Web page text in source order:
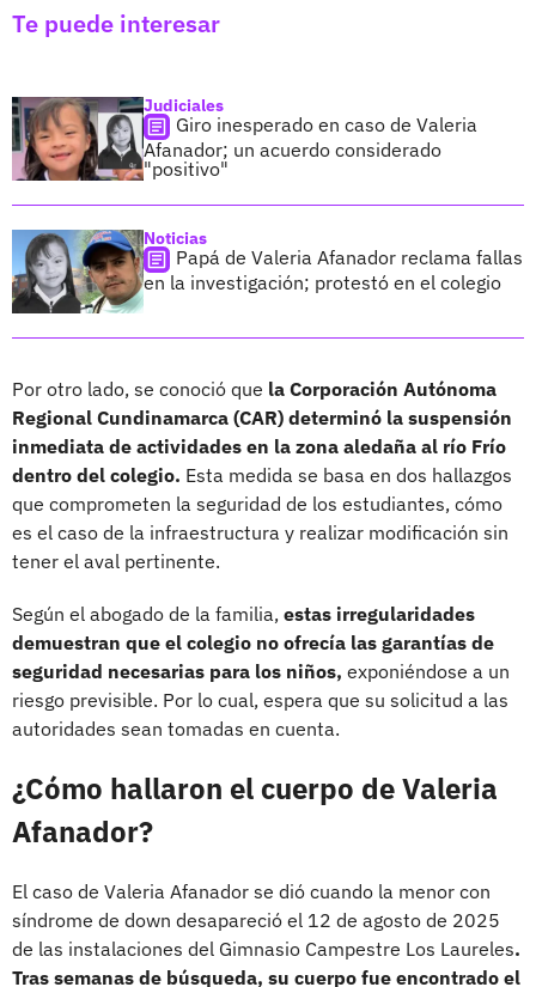
Te puede interesar
Judiciales
Giro inesperado en caso de Valeria
Afanador; un acuerdo considerado
"positivo"
Noticias
Papá de Valeria Afanador reclama fallas
en la investigación; protestó en el colegio
Por otro lado, se conoció que la Corporación Autónoma
Regional Cundinamarca (CAR) determinó la suspensión
inmediata de actividades en la zona aledaña al río Frío
dentro del colegio. Esta medida se basa en dos hallazgos
que comprometen la seguridad de los estudiantes, cómo
es el caso de la infraestructura y realizar modificación sin
tener el aval pertinente.
Según el abogado de la familia, estas irregularidades
demuestran que el colegio no ofrecía las garantías de
seguridad necesarias para los niños, exponiéndose a un
riesgo previsible. Por lo cual, espera que su solicitud a las
autoridades sean tomadas en cuenta.
¿Cómo hallaron el cuerpo de Valeria
Afanador?
El caso de Valeria Afanador se dió cuando la menor con
síndrome de down desapareció el 12 de agosto de 2025
de las instalaciones del Gimnasio Campestre Los Laureles.
Tras semanas de búsqueda, su cuerpo fue encontrado el